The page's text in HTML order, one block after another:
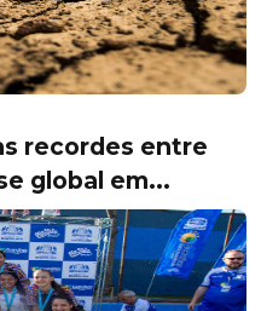
recordes entre
global em...